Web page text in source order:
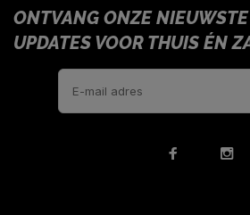
ONTVANG ONZE
UPDATES VOOR THUIS ÉN